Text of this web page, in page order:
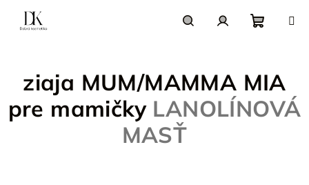
obsah
košík
ziaja MUM/MAMMA MIA
pre mamičky LANOLÍNOVÁ
MASŤ